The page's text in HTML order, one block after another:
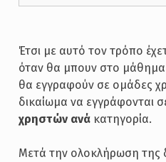
Έτσι με αυτό τον τρόπο
όταν θα μπουν στο μάθημα
θα εγγραφούν σε ομάδες
δικαίωμα να εγγράφονται
χρηστών ανάκατηγορία.
Μετά την ολοκλήρωση της